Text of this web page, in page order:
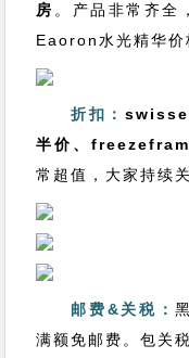
房 。产品非常齐全
Eaoron水光精华价
折扣： swisse
半价、
常超值，大家持续
邮费&关税：
满额免邮费。包关